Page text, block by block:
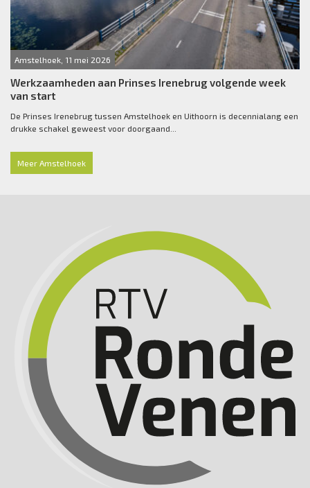
Amstelhoek, 11 mei 2026
Werkzaamheden aan Prinses Irenebrug volgende week
van start
De Prinses Irenebrug tussen Amstelhoek en Uithoorn is decennialang een
drukke schakel geweest voor doorgaand...
Meer Amstelhoek